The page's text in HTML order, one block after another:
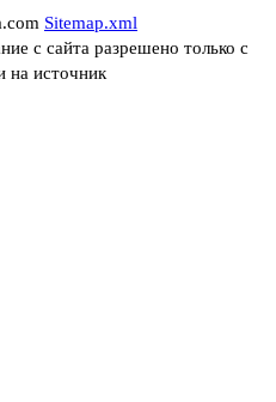
Sitemap.xml
с сайта разрешено только с
на источник